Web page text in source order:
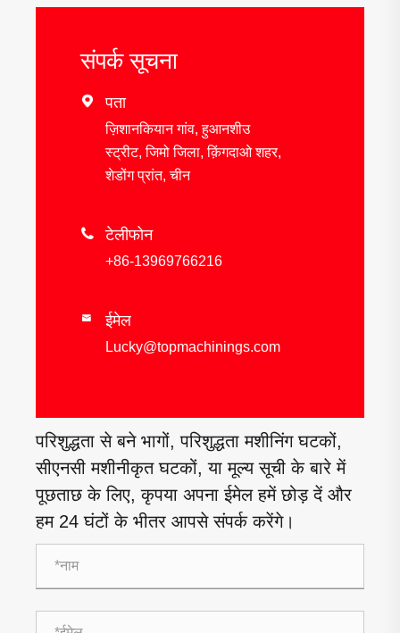
संपर्क सूचना
 पता
ज़िशानकियान गांव, हुआनशीउ
स्ट्रीट, जिमो जिला, क़िंगदाओ शहर,
शेडोंग प्रांत, चीन
 टेलीफोन
+86-13969766216
 ईमेल
Lucky@topmachinings.com
परिशुद्धता से बने भागों, परिशुद्धता मशीनिंग घटकों,
सीएनसी मशीनीकृत घटकों, या मूल्य सूची के बारे में
पूछताछ के लिए, कृपया अपना ईमेल हमें छोड़ दें और
हम 24 घंटों के भीतर आपसे संपर्क करेंगे।